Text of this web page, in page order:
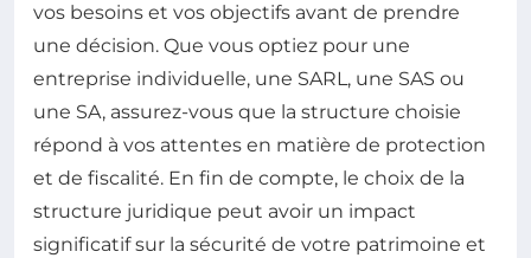
vos besoins et vos objectifs avant de prendre
une décision. Que vous optiez pour une
entreprise individuelle, une SARL, une SAS ou
une SA, assurez-vous que la structure choisie
répond à vos attentes en matière de protection
et de fiscalité. En fin de compte, le choix de la
structure juridique peut avoir un impact
significatif sur la sécurité de votre patrimoine et